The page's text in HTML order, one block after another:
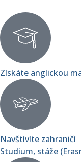
Získáte anglickou
Navštívíte zahraničí
Studium, stáže